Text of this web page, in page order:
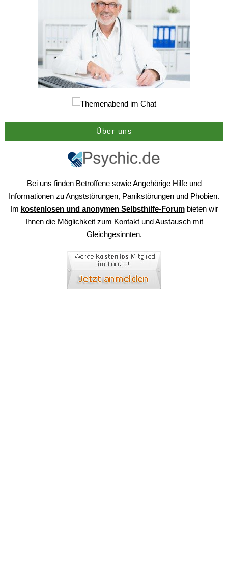
Über uns
Bei uns finden Betroffene sowie Angehörige Hilfe und
Informationen zu Angststörungen, Panikstörungen und Phobien.
Im kostenlosen und anonymen Selbsthilfe-Forumbieten wir
Ihnen die Möglichkeit zum Kontakt und Austausch mit
Gleichgesinnten.